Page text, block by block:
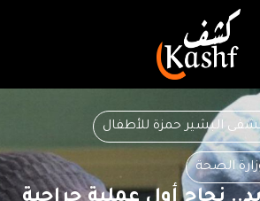
البشير حمزة للأطفال
الصحة